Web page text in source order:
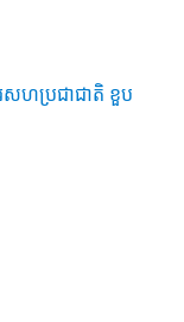
សហប្រជាជាតិ ខួប